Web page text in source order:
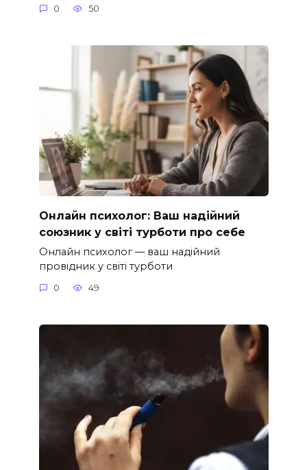
0 50
Онлайн психолог: Ваш надійний
союзник у світі турботи про себе
Онлайн психолог — ваш надійний
провідник у світі турботи
0 49